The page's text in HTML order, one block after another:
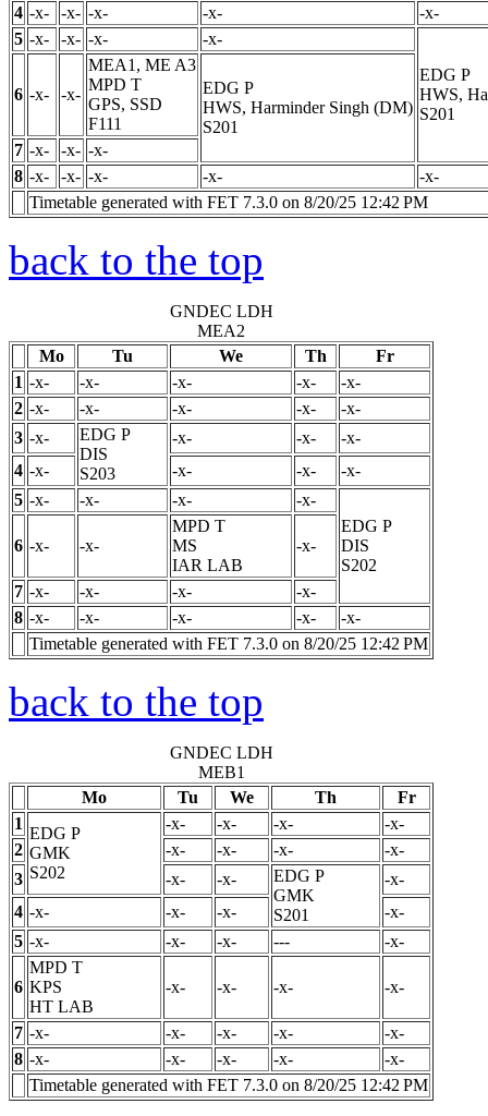
4 -x- -x- -x- -x-
-x-
5 -x- -x- -x-
-x-
EDG P
HWS,
S201
6 -x- -x-
MEA1, ME A3
MPD T
GPS, SSD
F111
EDG P
HWS, Harminder Singh (DM)
S201
7 -x- -x- -x-
8 -x- -x- -x- -x-
-x-
Timetable generated with FET 7.3.0 on 8/20/25 12:42 PM
back to the top
GNDEC LDH
MEA2
Mo
Tu We Th
Fr
1 -x- -x- -x- -x-
-x-
2 -x- -x- -x- -x-
-x-
3 -x- EDG P
DIS
S203
-x- -x-
-x-
4 -x- -x- -x-
-x-
5 -x- -x- -x-
-x-
EDG P
DIS
S202
6 -x- -x-
MPD T
MS
IAR LAB
-x-
7 -x- -x- -x-
-x-
8 -x- -x- -x- -x-
-x-
Timetable generated with FET 7.3.0 on 8/20/25 12:42 PM
back to the top
GNDEC LDH
MEB1
Mo
Tu We Th
Fr
1
EDG P
GMK
S202
-x- -x- -x-
-x-
2
-x- -x- -x-
-x-
3
-x- -x- EDG P
GMK
S201
-x-
4 -x- -x- -x-
-x-
5 -x- -x- -x- --- -x-
6
MPD T
KPS
HT LAB
-x- -x- -x- -x-
7 -x- -x- -x- -x-
-x-
8 -x- -x- -x- -x-
-x-
Timetable generated with FET 7.3.0 on 8/20/25 12:42 PM